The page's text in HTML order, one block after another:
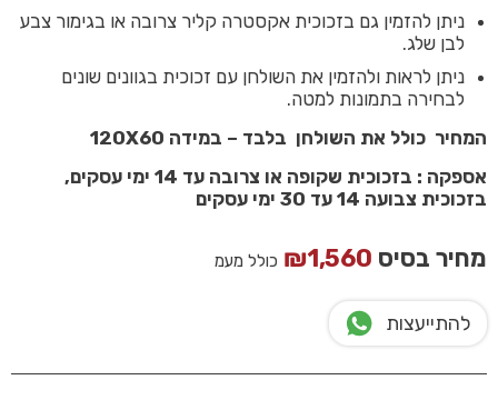
ניתן להזמין גם בזכוכית אקסטרה קליר צרובה או בגימור צבע
לבן שלג.
ניתן לראות ולהזמין את השולחן עם זכוכית בגוונים שונים
לבחירה בתמונות למטה.
המחיר כולל את השולחן בלבד – במידה 120X60
אספקה : בזכוכית שקופה או צרובה עד 14 ימי עסקים,
בזכוכית צבועה 14 עד 30 ימי עסקים
מחיר בסיס ₪1,560 כולל מעמ
להתייעצות